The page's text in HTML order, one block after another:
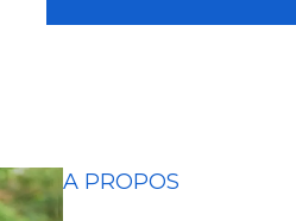
A PROPOS